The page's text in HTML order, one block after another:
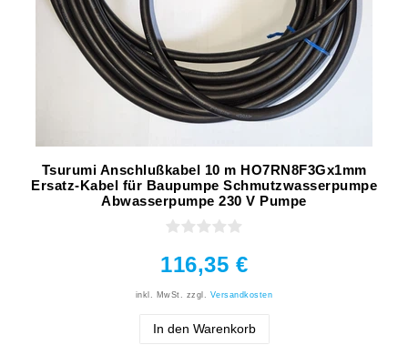
Tsurumi Anschlußkabel 10 m HO7RN8F3Gx1mm
Ersatz-Kabel für Baupumpe Schmutzwasserpumpe
Abwasserpumpe 230 V Pumpe
116,35 €
inkl. MwSt. zzgl. Versandkosten
In den Warenkorb